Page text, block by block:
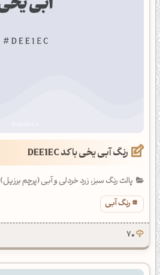
رنگ آبی یخی با کد DEE1EC
پالت رنگ سبز، زرد خردلی و آبی (پرچم برزیل)
رنگ آبی
70